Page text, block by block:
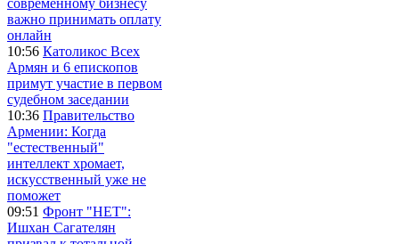
важно принимать оплату
онлайн
10:56 Католикос Всех
Армян и 6 епископов
примут участие в первом
судебном заседании
10:36 Правительство
Армении: Когда
"естественный"
интеллект хромает,
искусственный уже не
поможет
09:51 Фронт "НЕТ":
Ишхан Сагателян